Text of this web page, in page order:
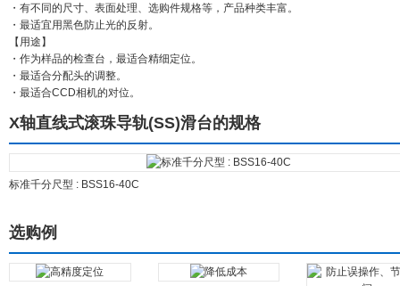
・有不同的尺寸、表面处理、选购件规格等，产品种类丰富。
・最适宜用黑色防止光的反射。
【用途】
・作为样品的检查台，最适合精细定位。
・最适合分配头的调整。
・最适合CCD相机的对位。
X轴直线式滚珠导轨(SS)滑台的规格
标准千分尺型 : BSS16-40C
选购例